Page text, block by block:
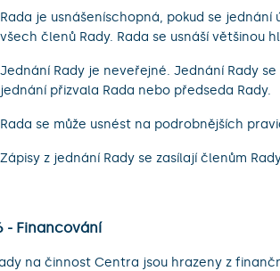
Rada je usnášeníschopná, pokud se
všech členů Rady. Rada se usnáší většinou
Jednání Rady je neveřejné. Jednání Rady
jednání přizvala Rada nebo předseda Rady.
Rada se může usnést na podrobnějších
Zápisy z jednání Rady se zasílají členům
- Financování
na činnost Centra jsou hrazeny z